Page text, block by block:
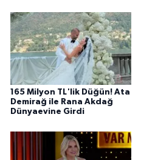
165 Milyon TL'lik Düğün! Ata
Demirağ ile Rana Akdağ
Dünyaevine Girdi